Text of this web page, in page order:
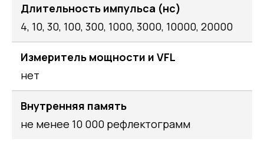
Длительность импульса (нс)
4, 10, 30, 100, 300, 1000, 3000, 10000, 20000
Измеритель мощности и VFL
нет
Внутренняя память
не менее 10 000 рефлектограмм